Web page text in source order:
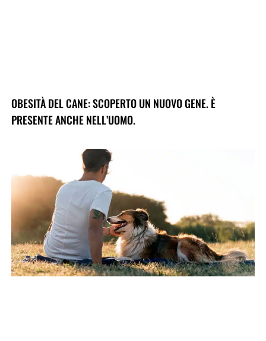
OBESITÀ DEL CANE: SCOPERTO UN NUOVO GENE. È
PRESENTE ANCHE NELL’UOMO.